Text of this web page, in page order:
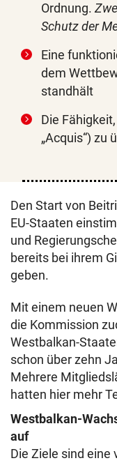
Ordnung.
Schutz der
Eine
dem
standhält
Die
„Acquis“) zu
Den Start von
EU-Staaten
und
bereits bei ihrem
geben.
Mit einem neuen
die Kommission
Westbalkan-
schon über zehn
Mehrere
hatten hier mehr
Westbalkan-
auf
Die Ziele sind